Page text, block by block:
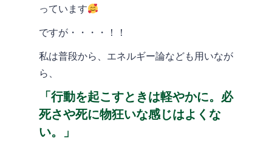
っています
ですが・・・・！！
私は普段から、エネルギー論なども用いなが
ら、
「行動を起こすときは軽やかに。必
死さや死に物狂いな感じはよくな
い。」